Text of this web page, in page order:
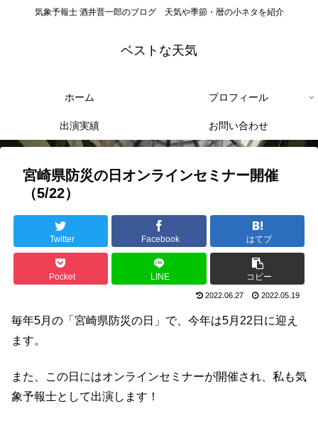
気象予報士 酒井晋一郎のブログ 天気や季節・暦の小ネタを紹介
ベストな天気
ホーム プロフィール
出演実績 お問い合わせ
宮崎県防災の日オンラインセミナー開催
（5/22）
Twitter Facebook はてブ
Pocket LINE コピー
2022.06.27 2022.05.19
毎年5月の「宮崎県防災の日」で、今年は5月22日に迎え
ます。
また、この日にはオンラインセミナーが開催され、私も気
象予報士として出演します！